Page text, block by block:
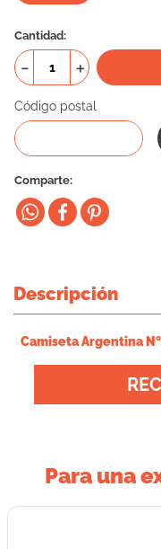
Cantidad
＋
－
Código postal
Comparte
Descripción
Camiseta Argentina
Para una